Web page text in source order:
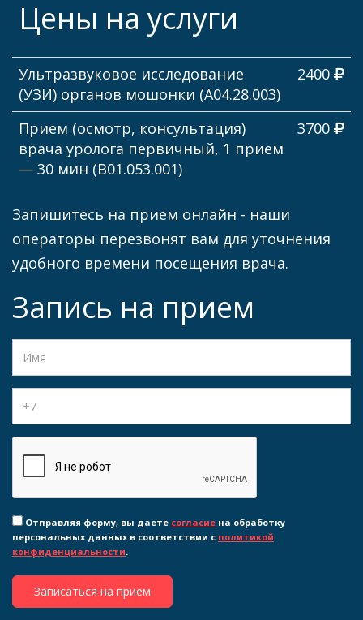
Цены на услуги
Ультразвуковое исследование
(УЗИ) органов мошонки (А04.28.003)
2400
Прием (осмотр, консультация)
врача уролога первичный, 1 прием
— 30 мин (В01.053.001)
3700
Запишитесь на прием онлайн - наши
операторы перезвонят вам для уточнения
удобного времени посещения врача.
Запись на прием
Отправляя форму, вы даете согласие на обработку
персональных данных в соответствии с политикой
конфиденциальности.
Записаться на прием